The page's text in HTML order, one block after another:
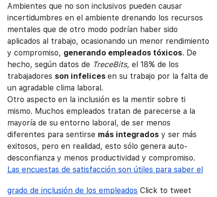
Ambientes que no son inclusivos pueden causar
incertidumbres en el ambiente drenando los recursos
mentales que de otro modo podrían haber sido
aplicados al trabajo, ocasionando un menor rendimiento
y compromiso, generando empleados tóxicos. De
hecho, según datos de TreceBits, el 18% de los
trabajadores son infelices en su trabajo por la falta de
un agradable clima laboral.
Otro aspecto en la inclusión es la mentir sobre ti
mismo. Muchos empleados tratan de parecerse a la
mayoría de su entorno laboral, de ser menos
diferentes para sentirse más integrados y ser más
exitosos, pero en realidad, esto sólo genera auto-
desconfianza y menos productividad y compromiso.
Las encuestas de satisfacción son útiles para saber el
grado de inclusión de los empleados Click to tweet